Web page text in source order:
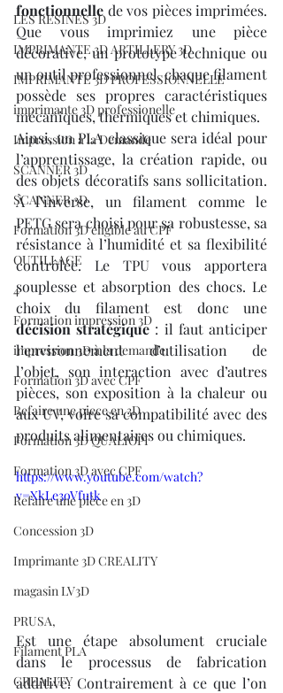
LES RESINES 3D
IMPRIMANTE 3D ARTILLERY 3D
IMPRIMANTE 3D PROFESSIONNELLE
imprimante 3D professionelle
Impression à la Demande
SCANNER 3D
SCANNER 3D
Formation 3D éligible au CPF
OUTILLAGE
4
Formation impression 3D
impression 3D à la demande
Formation 3D avec CPF
Refaire une piece en 3D
Formation 3D QUALIOPI
Formation 3D avec CPF
Refaire une pièce en 3D
Concession 3D
Imprimante 3D CREALITY
magasin LV3D
PRUSA,
Filament PLA
CREALITY
fonctionnelle de vos pièces imprimées.
Que vous imprimiez une pièce
décorative, un prototype technique ou
un outil professionnel, chaque filament
possède ses propres caractéristiques
mécaniques, thermiques et chimiques.
Ainsi, un PLA classique sera idéal pour
l’apprentissage, la création rapide, ou
des objets décoratifs sans sollicitation.
À l’inverse, un filament comme le
PETG sera choisi pour sa robustesse, sa
résistance à l’humidité et sa flexibilité
contrôlée. Le TPU vous apportera
souplesse et absorption des chocs. Le
décision stratégique : il faut anticiper
l’environnement d’utilisation de
l’objet, son interaction avec d’autres
pièces, son exposition à la chaleur ou
aux UV, voire sa compatibilité avec des
produits alimentaires ou chimiques.
https://www.youtube.com/watch?
v=XkLe3oVfutk
Est une étape absolument cruciale
dans le processus de fabrication
additive. Contrairement à ce que l’on